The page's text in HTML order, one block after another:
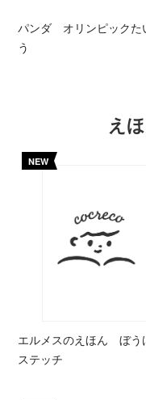
パンダ オリンピックた
う
え
NEW
エルメスのえほん ぼう
ステッチ